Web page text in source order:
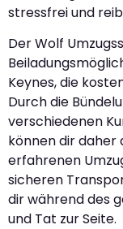
stressfrei und
Der Wolf
Keynes, die
Durch die
verschiedenen
können dir daher
erfahrenen
sicheren
dir während des
und Tat zur Seite.